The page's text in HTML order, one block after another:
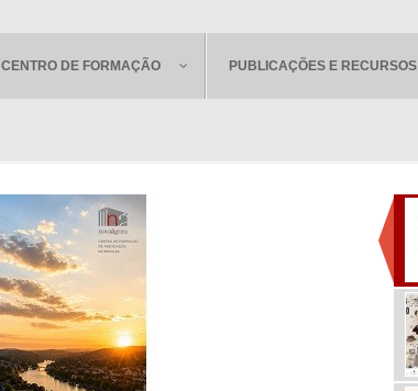
CENTRO DE FORMAÇÃO PUBLICAÇÕES E RECURSOS